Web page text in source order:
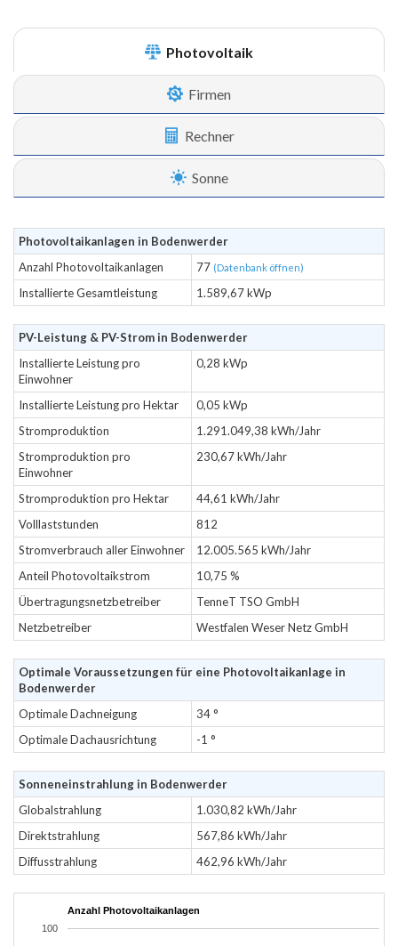
Photovoltaik
Firmen
Rechner
Sonne
Photovoltaikanlagen in Bodenwerder
Anzahl Photovoltaikanlagen
77 (Datenbank öffnen)
Installierte Gesamtleistung 1.589,67 kWp
PV-Leistung & PV-Strom in Bodenwerder
Installierte Leistung pro
Einwohner
0,28 kWp
Installierte Leistung pro Hektar
0,05 kWp
Stromproduktion
1.291.049,38 kWh/Jahr
Stromproduktion pro
Einwohner
230,67 kWh/Jahr
Stromproduktion pro Hektar
44,61 kWh/Jahr
Volllaststunden
812
Stromverbrauch aller Einwohner
12.005.565 kWh/Jahr
Anteil Photovoltaikstrom
10,75 %
Übertragungsnetzbetreiber
TenneT TSO GmbH
Netzbetreiber
Westfalen Weser Netz GmbH
Optimale Voraussetzungen für eine Photovoltaikanlage in
Bodenwerder
Optimale Dachneigung
34 °
Optimale Dachausrichtung
-1 °
Sonneneinstrahlung in Bodenwerder
Globalstrahlung
1.030,82 kWh/Jahr
Direktstrahlung
567,86 kWh/Jahr
Diffusstrahlung
462,96 kWh/Jahr
Anzahl Photovoltaikanlagen
100